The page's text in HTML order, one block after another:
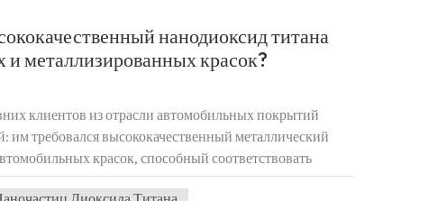
нанодиоксид титана
и металлизированных красок?
клиентов из отрасли автомобильных покрытий
им требовался высококачественный металлический
красок, способный соответствовать
мировых брендов, таких как TAYCA (Япония) и Venator